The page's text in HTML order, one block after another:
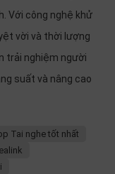
Với công nghệ khử
vời và thời lượng
trải nghiệm người
suất và nâng cao
Tai nghe tốt nhất